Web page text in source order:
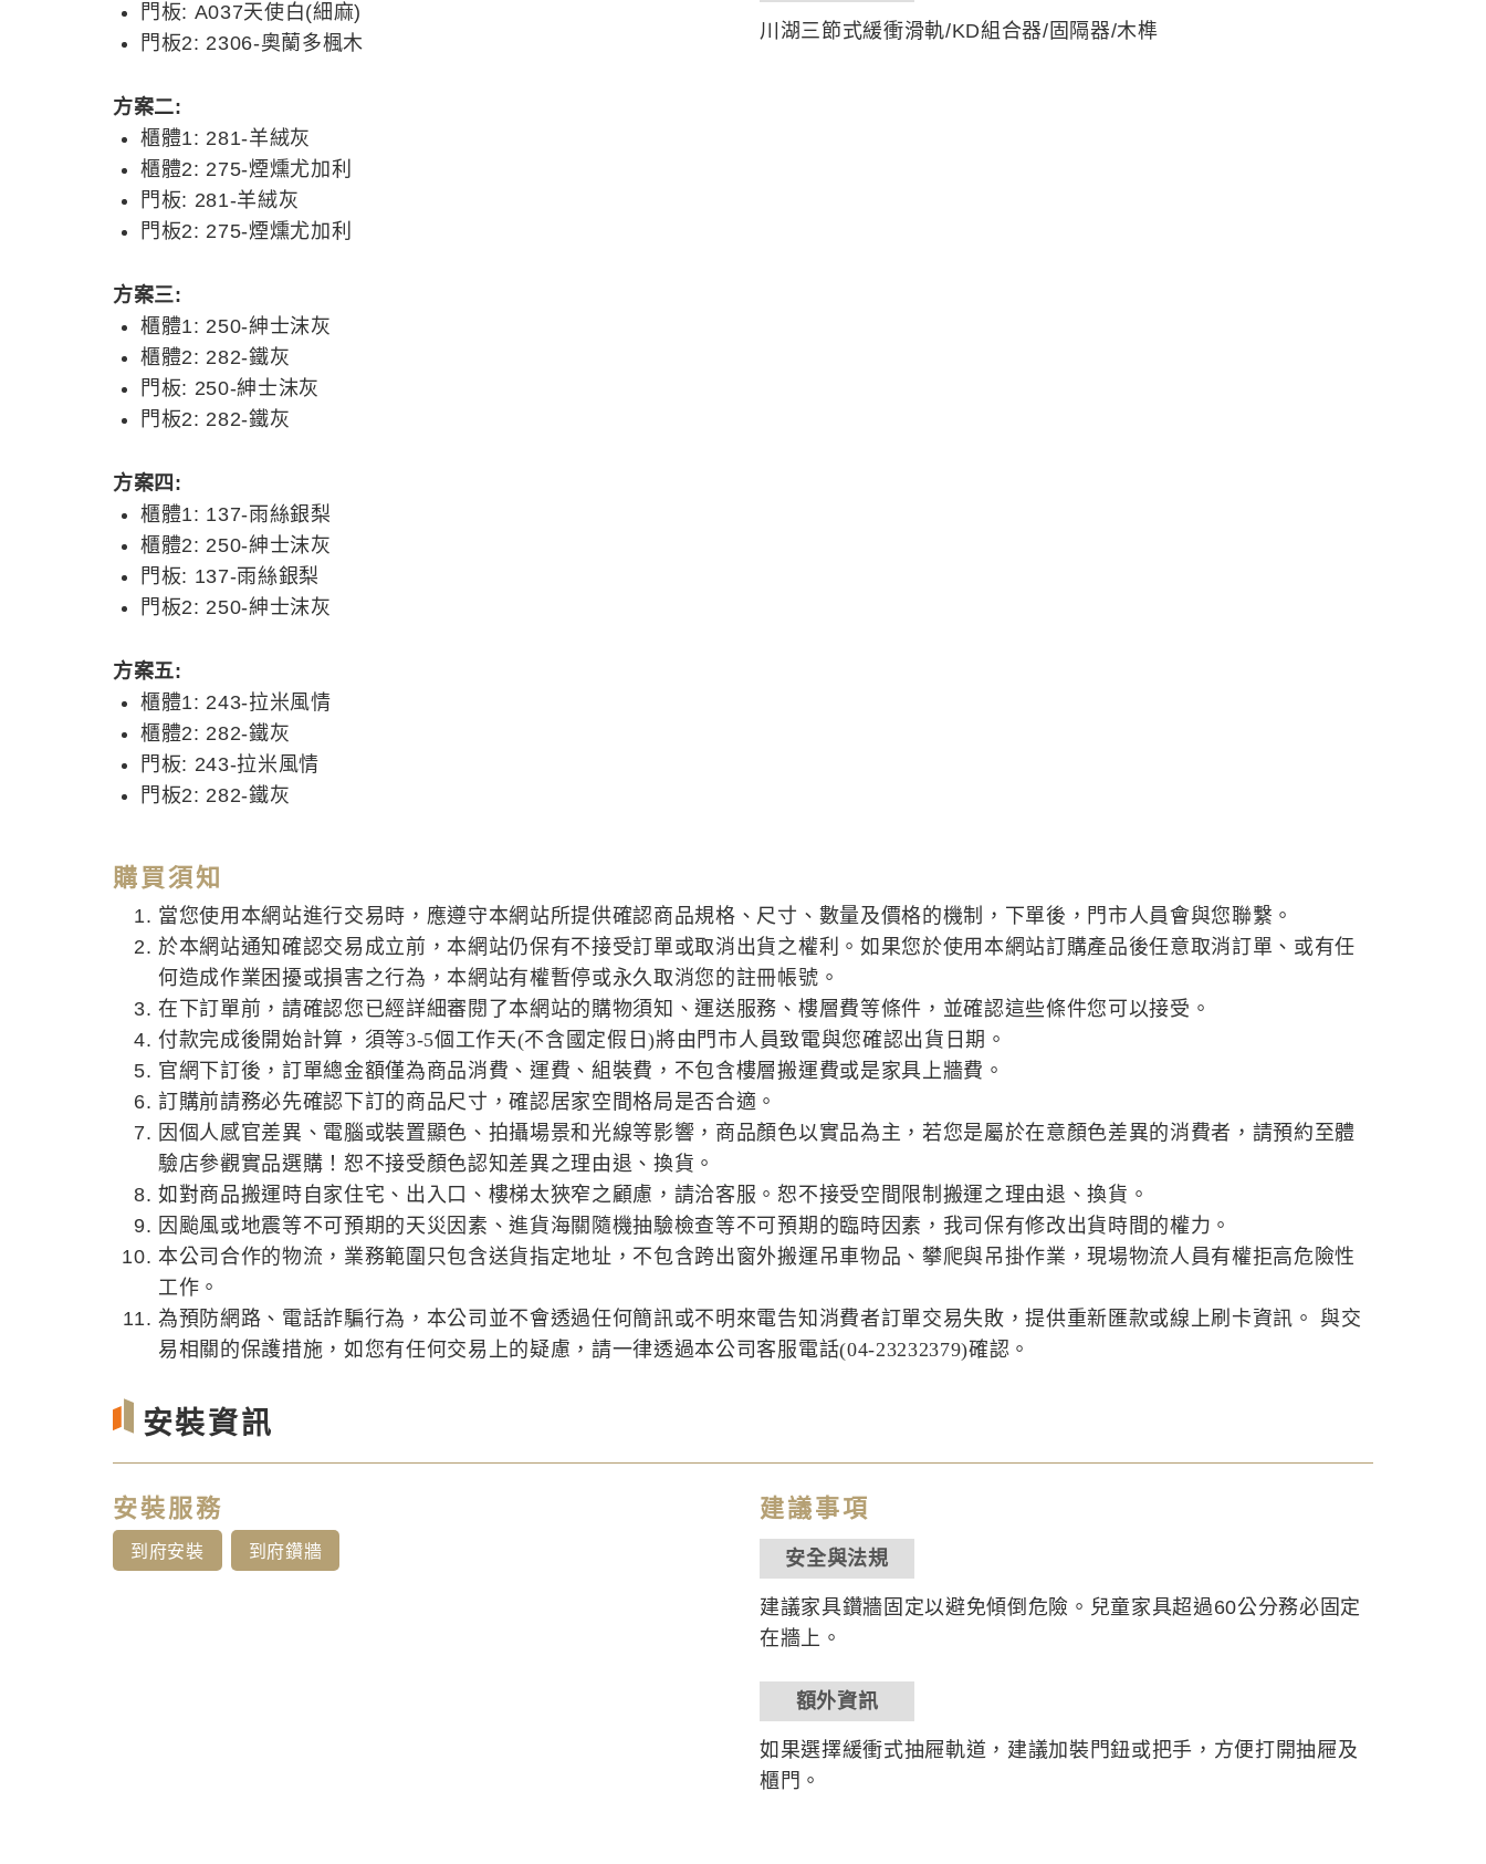
門板: A037天使白(細麻)
門板2: 2306-奧蘭多楓木
方案二:
櫃體1: 281-羊絨灰
櫃體2: 275-煙燻尤加利
門板: 281-羊絨灰
門板2: 275-煙燻尤加利
方案三:
櫃體1: 250-紳士沫灰
櫃體2: 282-鐵灰
門板: 250-紳士沫灰
門板2: 282-鐵灰
方案四:
櫃體1: 137-雨絲銀梨
櫃體2: 250-紳士沫灰
門板: 137-雨絲銀梨
門板2: 250-紳士沫灰
方案五:
櫃體1: 243-拉米風情
櫃體2: 282-鐵灰
門板: 243-拉米風情
門板2: 282-鐵灰
川湖三節式緩衝滑軌/KD組合器/固隔器/木榫
購買須知
當您使用本網站進行交易時，應遵守本網站所提供確認商品規格、尺寸、數量及價格的機制，下單後，門市人員會與您聯繫。
於本網站通知確認交易成立前，本網站仍保有不接受訂單或取消出貨之權利。如果您於使用本網站訂購產品後任意取消訂單、或有任
何造成作業困擾或損害之行為，本網站有權暫停或永久取消您的註冊帳號。
在下訂單前，請確認您已經詳細審閱了本網站的購物須知、運送服務、樓層費等條件，並確認這些條件您可以接受。
付款完成後開始計算，須等3-5個工作天(不含國定假日)將由門市人員致電與您確認出貨日期。
官網下訂後，訂單總金額僅為商品消費、運費、組裝費，不包含樓層搬運費或是家具上牆費。
訂購前請務必先確認下訂的商品尺寸，確認居家空間格局是否合適。
因個人感官差異、電腦或裝置顯色、拍攝場景和光線等影響，商品顏色以實品為主，若您是屬於在意顏色差異的消費者，請預約至體
驗店參觀實品選購！恕不接受顏色認知差異之理由退、換貨。
如對商品搬運時自家住宅、出入口、樓梯太狹窄之顧慮，請洽客服。恕不接受空間限制搬運之理由退、換貨。
因颱風或地震等不可預期的天災因素、進貨海關隨機抽驗檢查等不可預期的臨時因素，我司保有修改出貨時間的權力。
本公司合作的物流，業務範圍只包含送貨指定地址，不包含跨出窗外搬運吊車物品、攀爬與吊掛作業，現場物流人員有權拒高危險性
工作。
為預防網路、電話詐騙行為，本公司並不會透過任何簡訊或不明來電告知消費者訂單交易失敗，提供重新匯款或線上刷卡資訊。 與交
易相關的保護措施，如您有任何交易上的疑慮，請一律透過本公司客服電話(04-23232379)確認。
安裝資訊
安裝服務
到府安裝 到府鑽牆
建議事項
安全與法規
建議家具鑽牆固定以避免傾倒危險。兒童家具超過60公分務必固定
在牆上。
額外資訊
如果選擇緩衝式抽屜軌道，建議加裝門鈕或把手，方便打開抽屜及
櫃門。